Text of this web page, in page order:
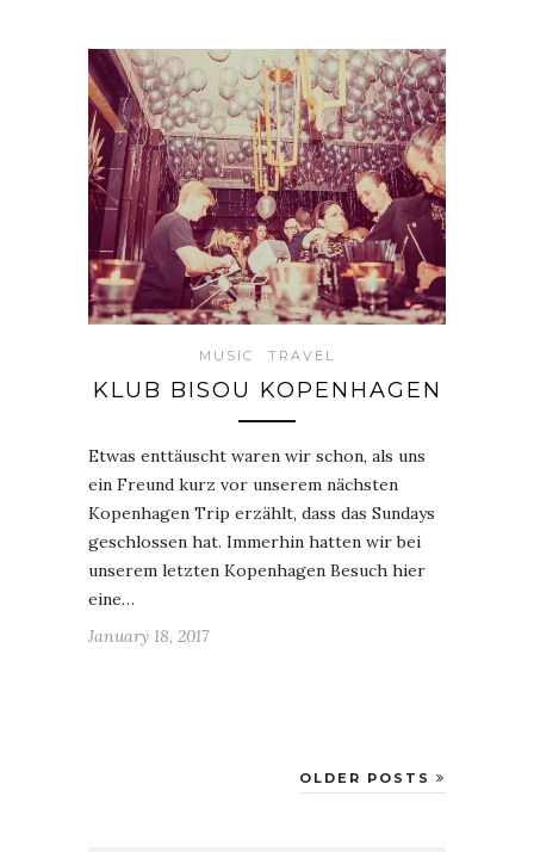
MUSIC TRAVEL
KLUB BISOU KOPENHAGEN
Etwas enttäuscht waren wir schon, als uns
ein Freund kurz vor unserem nächsten
Kopenhagen Trip erzählt, dass das Sundays
geschlossen hat. Immerhin hatten wir bei
unserem letzten Kopenhagen Besuch hier
eine…
January 18, 2017
OLDER POSTS